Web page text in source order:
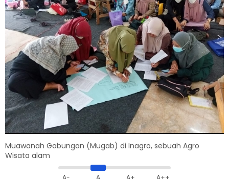
Muawanah Gabungan (Mugab) di Inagro, sebuah Agro
Wisata alam
A- A A+ A++